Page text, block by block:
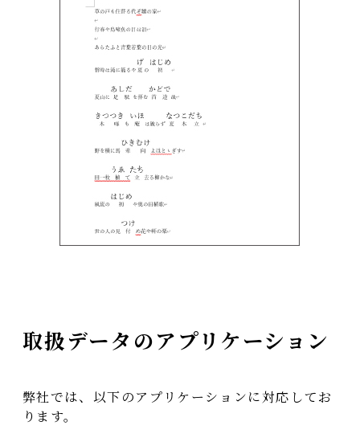
取扱データのアプリケーション
弊社では、以下のアプリケーションに対応してお
ります。